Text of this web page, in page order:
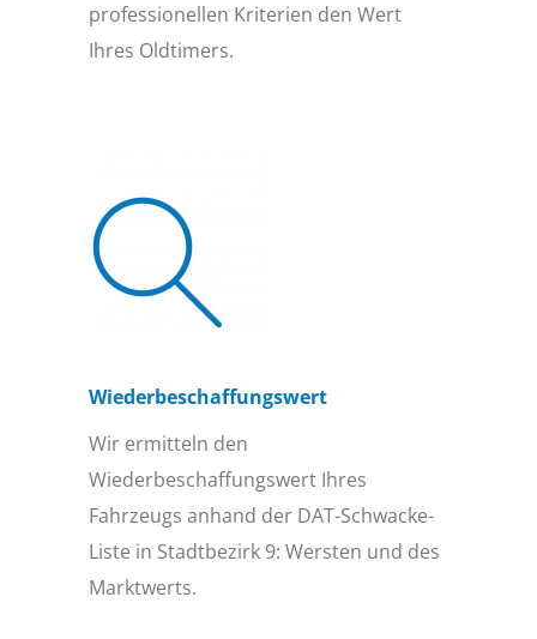
professionellen Kriterien den Wert
Ihres Oldtimers.
Wiederbeschaffungs­wert
Wir ermitteln den
Wiederbeschaffungswert Ihres
Fahrzeugs anhand der DAT-Schwacke-
Liste in Stadtbezirk 9: Wersten und des
Marktwerts.